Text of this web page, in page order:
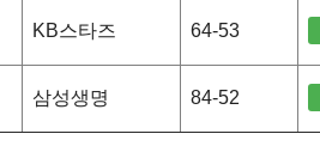
KB스타즈 64-53
삼성생명 84-52